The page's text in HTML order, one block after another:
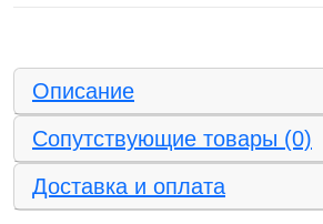
Описание
Сопутствующие товары (0)
Доставка и оплата